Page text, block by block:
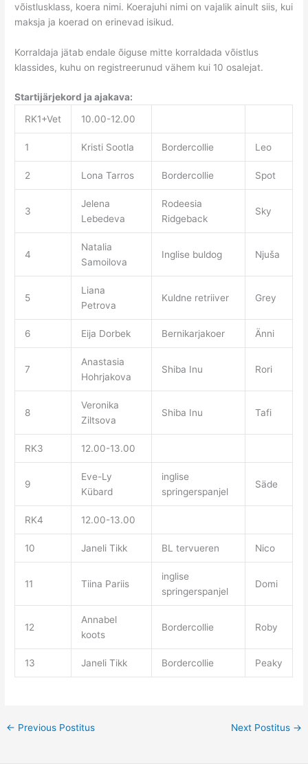
võistlusklass, koera nimi. Koerajuhi nimi on vajalik ainult siis, kui
maksja ja koerad on erinevad isikud.
Korraldaja jätab endale õiguse mitte korraldada võistlus
klassides, kuhu on registreerunud vähem kui 10 osalejat.
Startijärjekord ja ajakava:
RK1+Vet
10.00-12.00
1 Kristi Sootla Bordercollie Leo
2 Lona Tarros Bordercollie Spot
3
Jelena
Lebedeva
Rodeesia
Ridgeback
Sky
4
Natalia
Samoilova
Inglise buldog Njuša
5
Liana
Petrova
Kuldne retriiver Grey
6 Eija Dorbek Bernikarjakoer Änni
7
Anastasia
Hohrjakova
Shiba Inu Rori
8
Veronika
Ziltsova
Shiba Inu Tafi
RK3 12.00-13.00
9
Eve-Ly
Kübard
inglise
springerspanjel
Säde
RK4 12.00-13.00
10 Janeli Tikk BL tervueren Nico
11 Tiina Pariis
inglise
springerspanjel
Domi
12
Annabel
koots
Bordercollie Roby
13 Janeli Tikk Bordercollie Peaky
← Previous Postitus Next Postitus →